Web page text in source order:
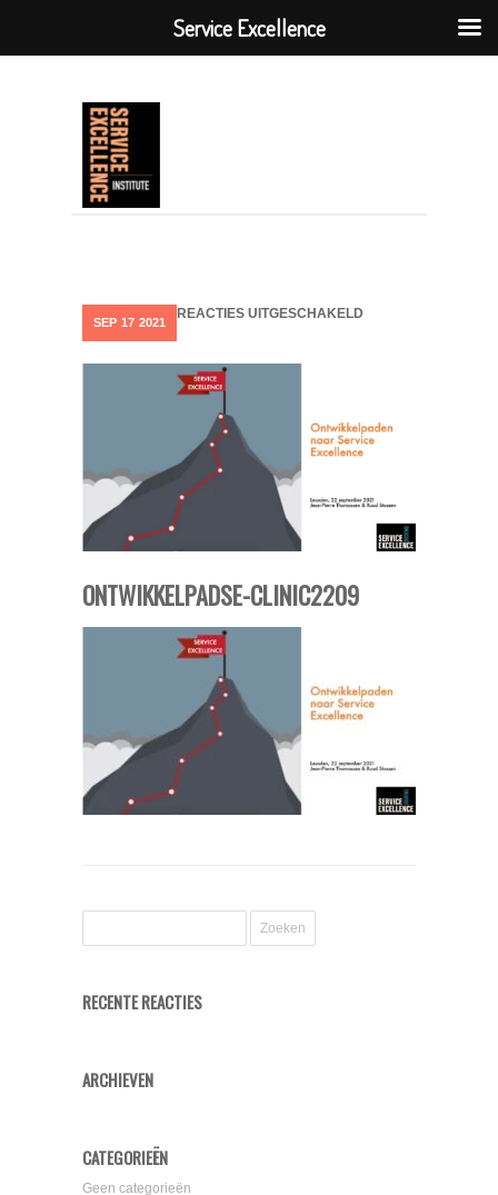
SEP 17 2021
REACTIES UITGESCHAKELD
ONTWIKKELPADSE-CLINIC2209
RECENTE REACTIES
ARCHIEVEN
CATEGORIEËN
Geen categorieën
Service Excellence